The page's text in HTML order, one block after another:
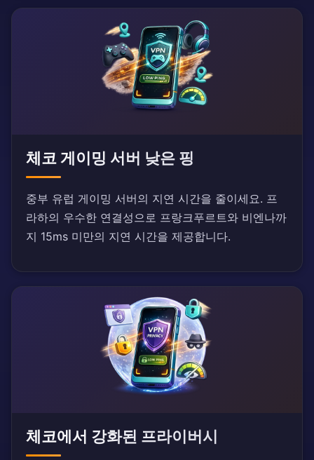
체코 게이밍 서버 낮은 핑
중부 유럽 게이밍 서버의 지연 시간을 줄이세요. 프
라하의 우수한 연결성으로 프랑크푸르트와 비엔나까
지 15ms 미만의 지연 시간을 제공합니다.
체코에서 강화된 프라이버시